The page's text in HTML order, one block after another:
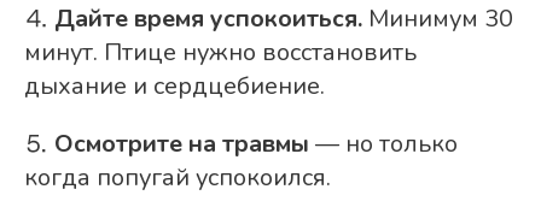
⒋ Дайте время успокоиться. Минимум 30
минут. Птице нужно восстановить
дыхание и сердцебиение.
⒌ Осмотрите на травмы — но только
когда попугай успокоился.